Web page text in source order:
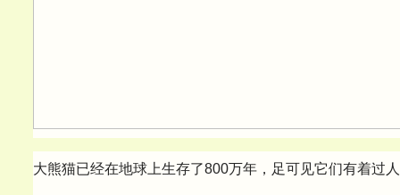
大熊猫已经在地球上生存了800万年，足可见它们有着过